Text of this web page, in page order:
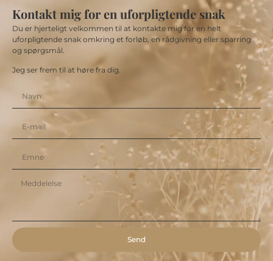
Kontakt mig for en uforpligtende snak
Du er hjerteligt velkommen til at kontakte mig for en helt
uforpligtende snak omkring et forløb, en rådgivning eller sparring
og spørgsmål.
Jeg ser frem til at høre fra dig.
Send